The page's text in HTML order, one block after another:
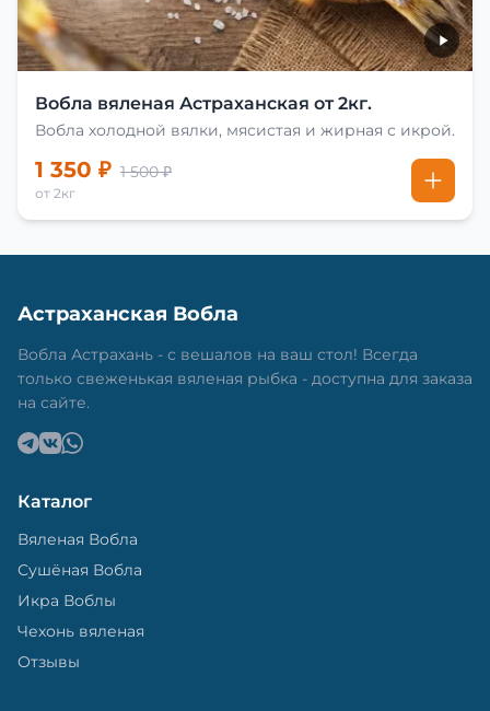
Вобла вяленая Астраханская от 2кг.
Вобла холодной вялки, мясистая и жирная с икрой.
1 350 ₽ 1 500 ₽
от 2кг
Астраханская Вобла
Вобла Астрахань - с вешалов на ваш стол! Всегда
только свеженькая вяленая рыбка - доступна для заказа
на сайте.
Каталог
Вяленая Вобла
Сушёная Вобла
Икра Воблы
Чехонь вяленая
Отзывы